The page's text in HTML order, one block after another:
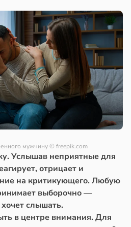
мужчину© freepik.com
Услышав неприятные для
отрицает и
на критикующего. Любую
выборочно —
слышать.
в центре внимания. Для